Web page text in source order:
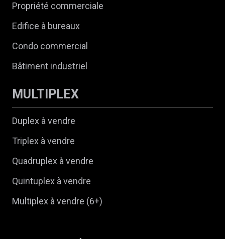
Propriété commerciale
Edifice à bureaux
Condo commercial
Bâtiment industriel
MULTIPLEX
Duplex à vendre
Triplex à vendre
Quadruplex à vendre
Quintuplex à vendre
Multiplex à vendre (6+)